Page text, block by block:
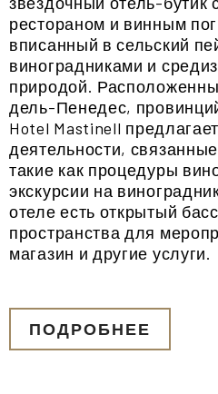
рестораном и винным
вписанный в сельский
виноградниками и
природой.
дель-Пенедес,
Hotel Mastinell
деятельности,
такие как процедуры
экскурсии на
отеле есть открытый
пространства для
магазин и другие услуги.
ПОДРОБНЕЕ